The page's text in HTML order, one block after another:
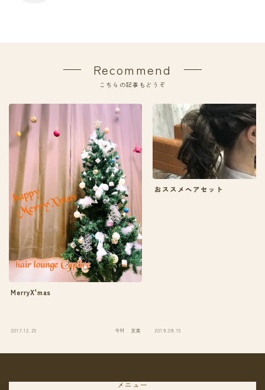
Recommend
こちらの記事もどうぞ
MerryX'mas
2017.12.25 今村 友美
おススメヘアセット
2019.09.15
メニュー